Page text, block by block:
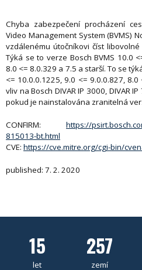
Chyba zabezpečení procházení
Video Management System (BVMS)
vzdálenému útočníkovi číst
Týká se to verze Bosch BVMS 10.0
8.0 <= 8.0.329 a 7.5 a starší. To se
<= 10.0.0.1225, 9.0 <= 9.0.0.827,
vliv na Bosch DIVAR IP 3000, DIVAR
pokud je nainstalována zranitelná
CONFIRM: https://
815013-bt.html
CVE: https://cve.mitre.org/cgi-bin/
published: 7. 2. 2020
15
let
257
zemí